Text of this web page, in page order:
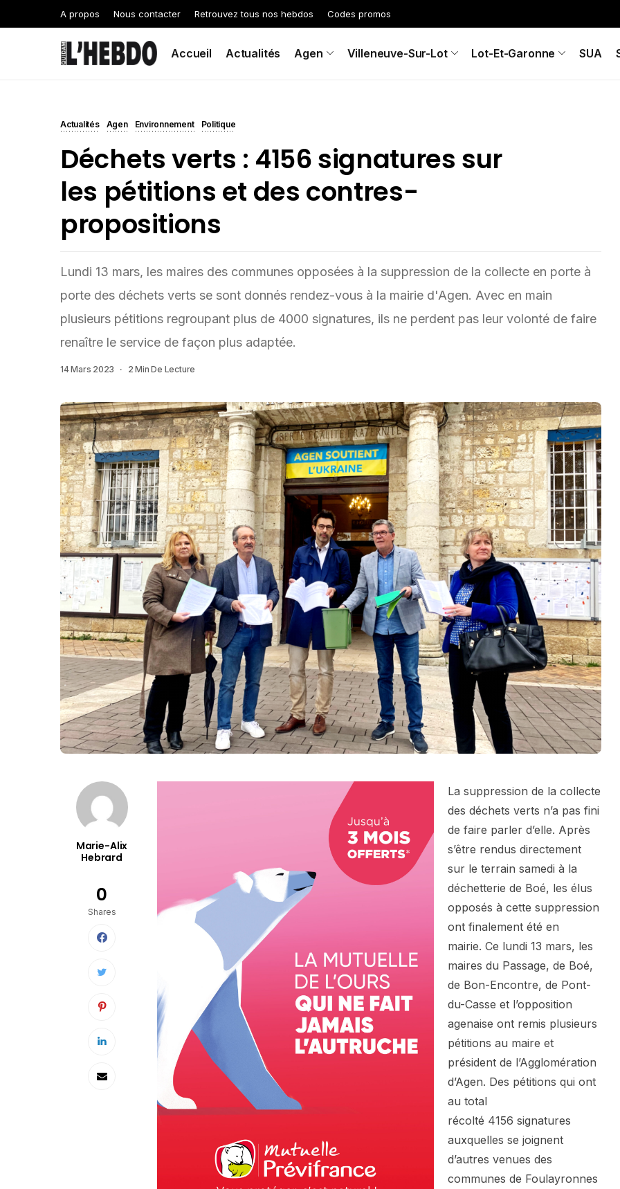
A propos Nous contacter Retrouvez tous nos hebdos Codes promos
Accueil Actualités Agen Villeneuve-Sur-Lot Lot-Et-Garonne SUA
Actualités Agen Environnement Politique
Déchets verts : 4156 signatures sur
les pétitions et des contres-
propositions
Lundi 13 mars, les maires des communes opposées à la suppression de la collecte en porte à
porte des déchets verts se sont donnés rendez-vous à la mairie d'Agen. Avec en main
plusieurs pétitions regroupant plus de 4000 signatures, ils ne perdent pas leur volonté de faire
renaître le service de façon plus adaptée.
14 Mars 2023 2 Min De Lecture
Marie-Alix
Hebrard
0
Shares
La suppression de la collecte
des déchets verts n’a pas fini
de faire parler d’elle. Après
s’être rendus directement
sur le terrain samedi à la
déchetterie de Boé, les élus
opposés à cette suppression
ont finalement été en
mairie. Ce lundi 13 mars, les
maires du Passage, de Boé,
de Bon-Encontre, de Pont-
du-Casse et l’opposition
agenaise ont remis plusieurs
pétitions au maire et
président de l’Agglomération
d’Agen. Des pétitions qui ont
au total
récolté 4156 signatures
auxquelles se joignent
d’autres venues des
communes de Foulayronnes